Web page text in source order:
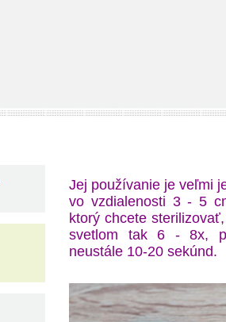
Jej používanie je veľmi
vo vzdialenosti 3 - 5
ktorý chcete
svetlom tak 6 - 8x,
neustále 10-20 sekúnd.